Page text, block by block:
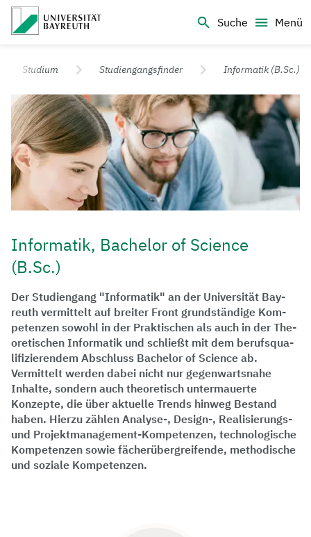
Suche
Menü
Universität Bayreuth – Deine Top-Campus-Uni
Studium Studiengangsfinder Informatik (B.Sc.)
Informatik, Bachelor of Science
(B.Sc.)
Der Studiengang "Informatik" an der Universität Bay­
reuth vermittelt auf breiter Front grundständige Kom­
petenzen sowohl in der Praktischen als auch in der The­
oretischen Informatik und schließt mit dem berufsqua­
lifizierendem Abschluss Bachelor of Science ab.
Vermittelt werden dabei nicht nur gegenwartsnahe
Inhalte, sondern auch theoretisch untermauerte
Konzepte, die über aktuelle Trends hinweg Bestand
haben. Hierzu zählen Analyse-, Design-, Realisierungs-
und Projektmanagement-Kompetenzen, technologische
Kompetenzen sowie fächerübergreifende, methodische
und soziale Kompetenzen.